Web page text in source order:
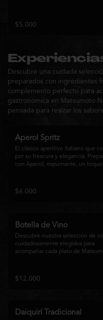
$5.000
Descubre una cuidada
preparados con ingredientes
complemento perfecto para
gastronómica en Matsumoto
pensada para realzar los
Aperol Spritz
El clásico aperitivo italiano que
por su frescura y elegancia.
con Aperol, espumante, un
refrescante y de notas cítricas,
para disfrutar antes de la comida o
$6.000
Botella de Vino
Descubre nuestra selección de
cuidadosamente elegidos para
acompañar cada plato de
$12.000
Daiquirí Tradicional